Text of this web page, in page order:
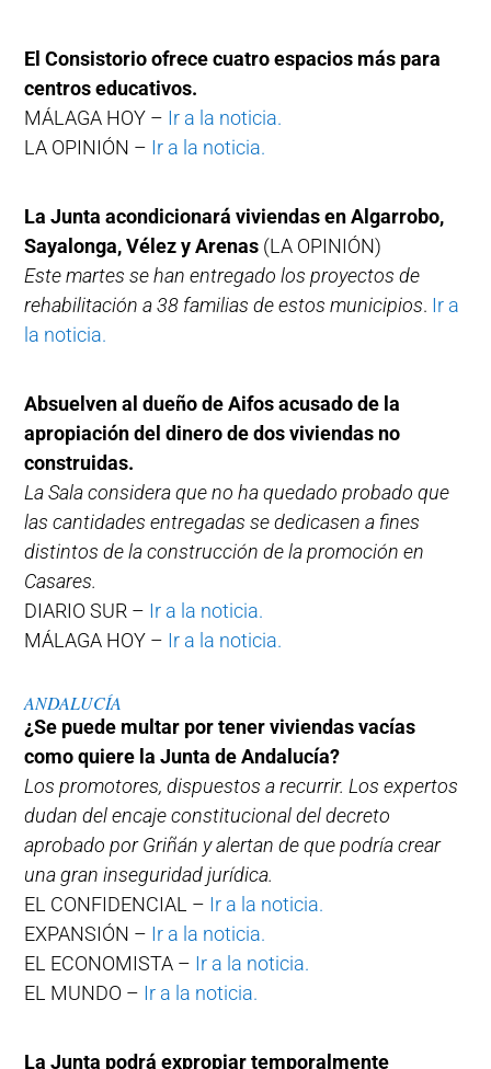
El Consistorio ofrece cuatro espacios más para
centros educativos.
MÁLAGA HOY – Ir a la noticia.
LA OPINIÓN – Ir a la noticia.
La Junta acondicionará viviendas en Algarrobo,
Sayalonga, Vélez y Arenas (LA OPINIÓN)
Este martes se han entregado los proyectos de
rehabilitación a 38 familias de estos municipios. Ir a
la noticia.
Absuelven al dueño de Aifos acusado de la
apropiación del dinero de dos viviendas no
construidas.
La Sala considera que no ha quedado probado que
las cantidades entregadas se dedicasen a fines
distintos de la construcción de la promoción en
Casares.
DIARIO SUR – Ir a la noticia.
MÁLAGA HOY – Ir a la noticia.
ANDALUCÍA
¿Se puede multar por tener viviendas vacías
como quiere la Junta de Andalucía?
Los promotores, dispuestos a recurrir. Los expertos
dudan del encaje constitucional del decreto
aprobado por Griñán y alertan de que podría crear
una gran inseguridad jurídica.
EL CONFIDENCIAL – Ir a la noticia.
EXPANSIÓN – Ir a la noticia.
EL ECONOMISTA – Ir a la noticia.
EL MUNDO – Ir a la noticia.
La Junta podrá expropiar temporalmente